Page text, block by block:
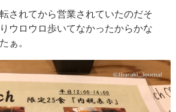
されてから営業されていたのだそ
ウロウロ歩いてなかったからかな
ぁ。